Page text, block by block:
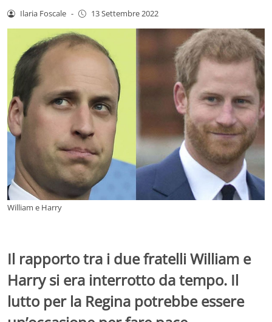
Ilaria Foscale - 13 Settembre 2022
William e Harry
Il rapporto tra i due fratelli William e
Harry si era interrotto da tempo. Il
lutto per la Regina potrebbe essere